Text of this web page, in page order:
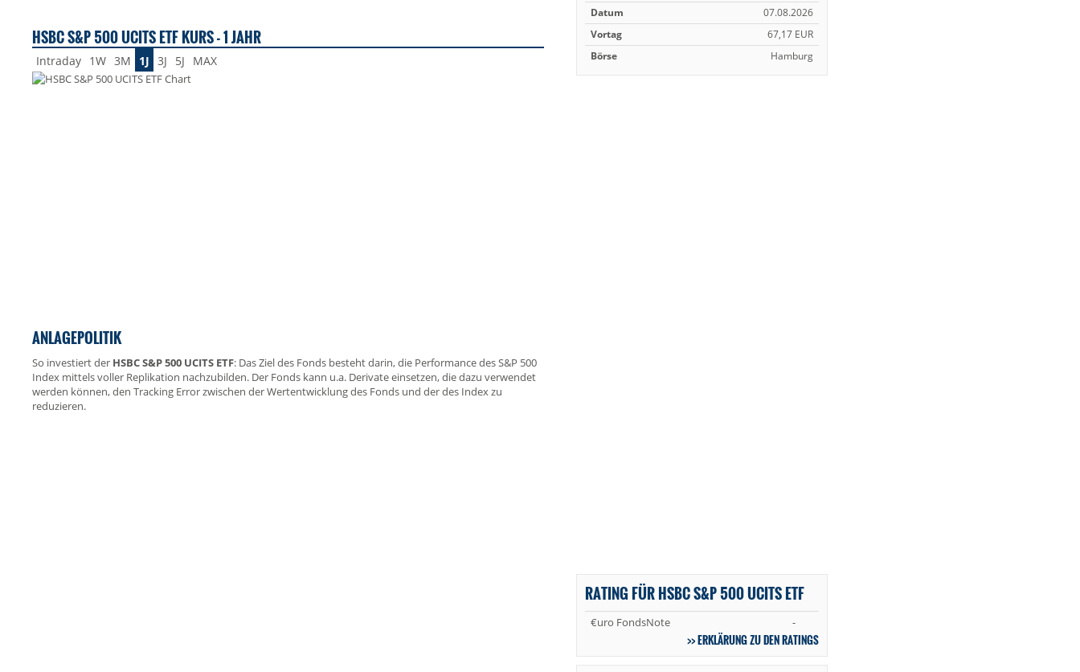
HSBC S&P 500 UCITS ETF KURS - 1 JAHR
Intraday 1W 3M 1J 3J 5J MAX
ANLAGEPOLITIK
So investiert der HSBC S&P 500 UCITS ETF: Das Ziel des Fonds besteht darin, die Performance des S&P 500
Index mittels voller Replikation nachzubilden. Der Fonds kann u.a. Derivate einsetzen, die dazu verwendet
werden können, den Tracking Error zwischen der Wertentwicklung des Fonds und der des Index zu
reduzieren.
Datum
07.08.2026
Vortag
67,17 EUR
Börse
Hamburg
RATING FÜR HSBC S&P 500 UCITS ETF
€uro FondsNote -
ERKLÄRUNG ZU DEN RATINGS